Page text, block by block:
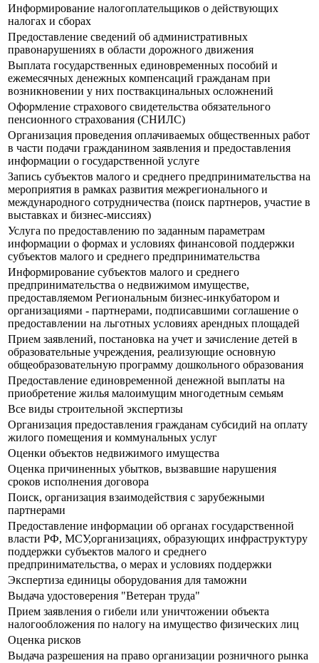
Информирование налогоплательщиков о действующих
налогах и сборах
Предоставление сведений об административных
правонарушениях в области дорожного движения
Выплата государственных единовременных пособий и
ежемесячных денежных компенсаций гражданам при
возникновении у них поствакцинальных осложнений
Оформление страхового свидетельства обязательного
пенсионного страхования (СНИЛС)
Организация проведения оплачиваемых общественных работ
в части подачи гражданином заявления и предоставления
информации о государственной услуге
Запись субъектов малого и среднего предпринимательства на
мероприятия в рамках развития межрегионального и
международного сотрудничества (поиск партнеров, участие в
выставках и бизнес-миссиях)
Услуга по предоставлению по заданным параметрам
информации о формах и условиях финансовой поддержки
субъектов малого и среднего предпринимательства
Информирование субъектов малого и среднего
предпринимательства о недвижимом имуществе,
предоставляемом Региональным бизнес-инкубатором и
организациями - партнерами, подписавшими соглашение о
предоставлении на льготных условиях арендных площадей
Прием заявлений, постановка на учет и зачисление детей в
образовательные учреждения, реализующие основную
общеобразовательную программу дошкольного образования
Предоставление единовременной денежной выплаты на
приобретение жилья малоимущим многодетным семьям
Все виды строительной экспертизы
Организация предоставления гражданам субсидий на оплату
жилого помещения и коммунальных услуг
Оценки объектов недвижимого имущества
Оценка причиненных убытков, вызвавшие нарушения
сроков исполнения договора
Поиск, организация взаимодействия с зарубежными
партнерами
Предоставление информации об органах государственной
власти РФ, МСУ,организациях, образующих инфраструктуру
поддержки субъектов малого и среднего
предпринимательства, о мерах и условиях поддержки
Экспертиза единицы оборудования для таможни
Выдача удостоверения "Ветеран труда"
Прием заявления о гибели или уничтожении объекта
налогообложения по налогу на имущество физических лиц
Оценка рисков
Выдача разрешения на право организации розничного рынка